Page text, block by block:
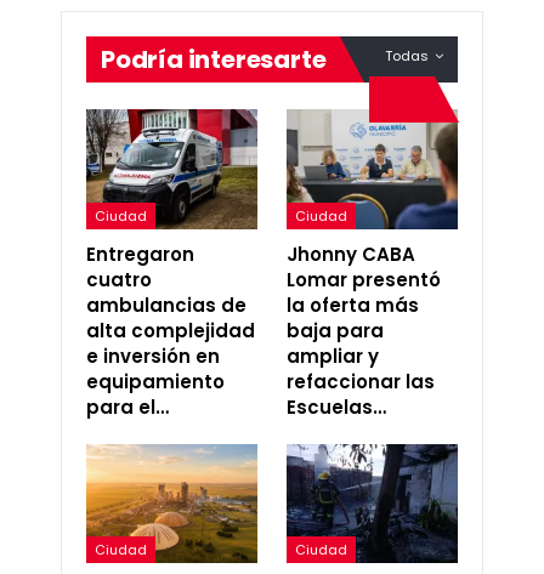
Todas
Podría interesarte
Ciudad
Entregaron
cuatro
ambulancias de
alta complejidad
e inversión en
equipamiento
para el…
Ciudad
Jhonny CABA
Lomar presentó
la oferta más
baja para
ampliar y
refaccionar las
Escuelas…
Ciudad Ciudad